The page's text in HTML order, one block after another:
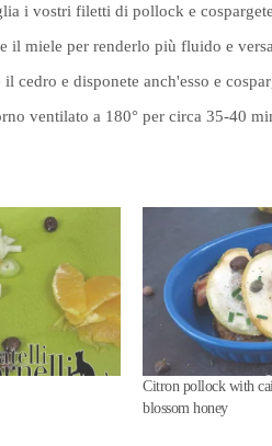
i vostri filetti di pollock e
il miele per renderlo più fluido e
cedro e disponete anch'esso e
ventilato a 180° per circa 35-40
Citron pollock with
blossom honey